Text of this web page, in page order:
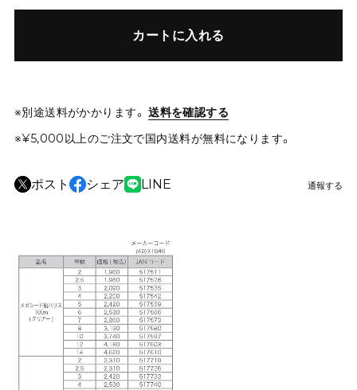
カートに入れる
※別途送料がかかります。 送料を確認する
※¥5,000以上のご注文で国内送料が無料になります。
ポスト シェア LINE 通報する